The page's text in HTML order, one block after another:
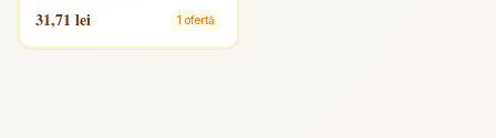
31,71 lei 1 ofertă